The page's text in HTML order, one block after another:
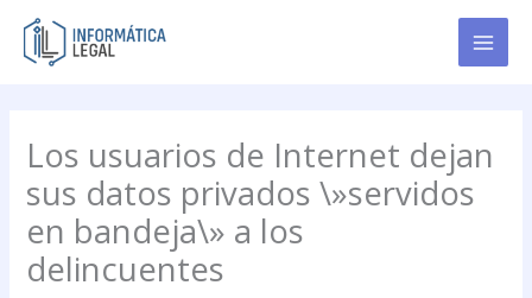
contenido
Los usuarios de Internet dejan
sus datos privados \»servidos
en bandeja\» a los
delincuentes